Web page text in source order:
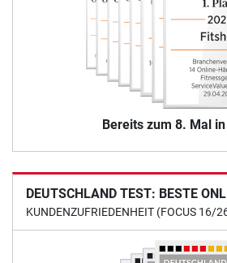
Bereits zum 8. Mal
DEUTSCHLAND TEST: BESTE
KUNDENZUFRIEDENHEIT (FOCUS 16/